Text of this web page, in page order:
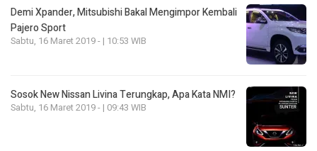
Demi Xpander, Mitsubishi Bakal Mengimpor Kembali
Pajero Sport
Sabtu, 16 Maret 2019 - | 10:53 WIB
Sosok New Nissan Livina Terungkap, Apa Kata NMI?
Sabtu, 16 Maret 2019 - | 09:43 WIB